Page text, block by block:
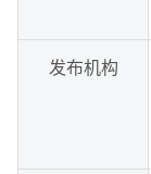
发布机构